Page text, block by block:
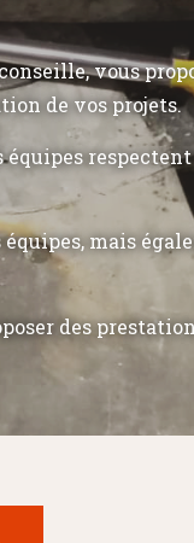
vous
de vos projets.
mais
des